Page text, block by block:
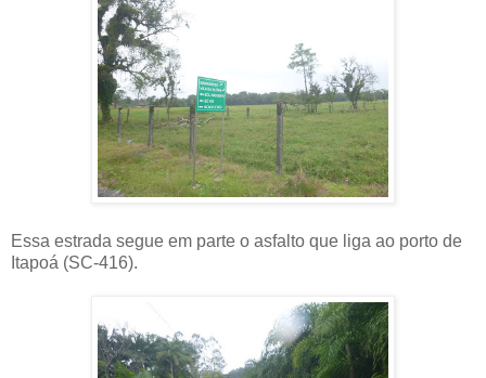
Essa estrada segue em parte o asfalto que liga ao porto de
Itapoá (SC-416).